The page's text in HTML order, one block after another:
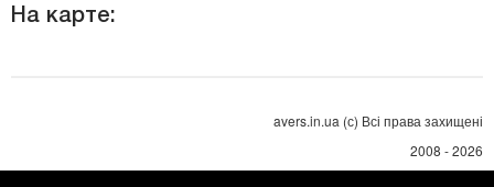
На карте:
avers.in.ua (с) Всі права захищені
2008 - 2026